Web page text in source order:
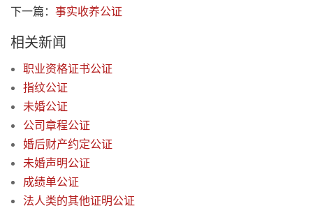
下一篇： 事实收养公证
相关新闻
职业资格证书公证
指纹公证
未婚公证
公司章程公证
婚后财产约定公证
未婚声明公证
成绩单公证
法人类的其他证明公证